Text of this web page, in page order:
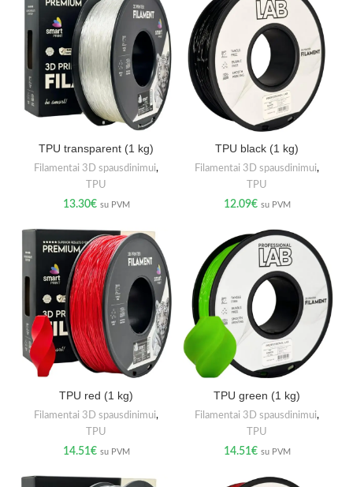
TPU transparent (1 kg)
Filamentai 3D spausdinimui,
TPU
13.30€ su PVM
TPU black (1 kg)
Filamentai 3D spausdinimui,
TPU
12.09€ su PVM
TPU red (1 kg)
Filamentai 3D spausdinimui,
TPU
14.51€ su PVM
TPU green (1 kg)
Filamentai 3D spausdinimui,
TPU
14.51€ su PVM